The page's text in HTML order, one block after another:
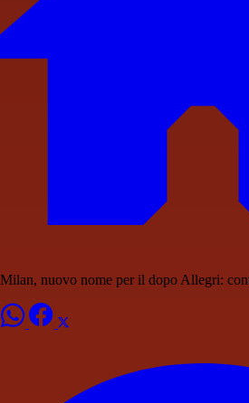
Milan, nuovo nome per il dopo Allegri: